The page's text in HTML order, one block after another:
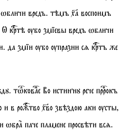
вредъ. тѣмъ ха воспоимъ
кртѣ ѹбо змїевы вредъ ѡбличи
да змїи ѹбо ѹпразни сѧ кртъ же
тѡковаеВо истиннꙋ рече пррокъ
в рожтво хво звѣздою аки ѹсты,
паче пламене просвѣти всѧ.